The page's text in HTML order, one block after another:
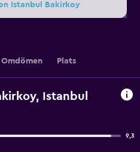
Istanbul Bakirkoy
Omdömen Plats
Istanbul
9,3